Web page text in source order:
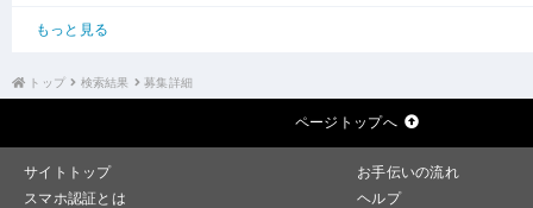
もっと見る
トップ 検索結果 募集詳細
ページトップへ
サイトトップ
お手伝いの流れ
スマホ認証とは
ヘルプ